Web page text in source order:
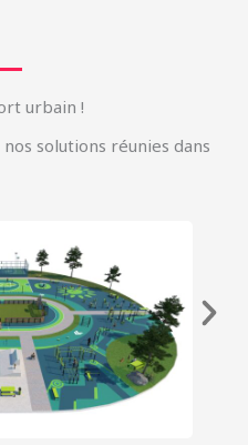
urbain !
solutions réunies dans